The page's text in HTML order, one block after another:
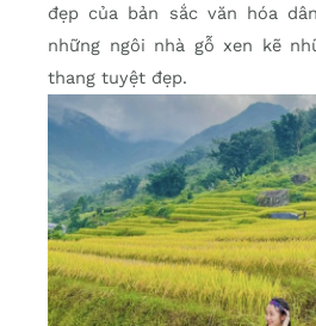
đẹp của bản sắc văn hóa
những ngôi nhà gỗ xen kẽ
thang tuyệt đẹp.